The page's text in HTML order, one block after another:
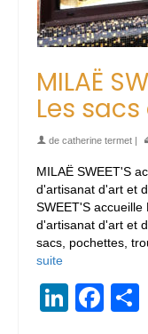
MILAË
Les
de catherine termet |
MILAË SWEET'S
d'artisanat d'art et
SWEET'S
d'artisanat d'art et
sacs, pochettes,
suite